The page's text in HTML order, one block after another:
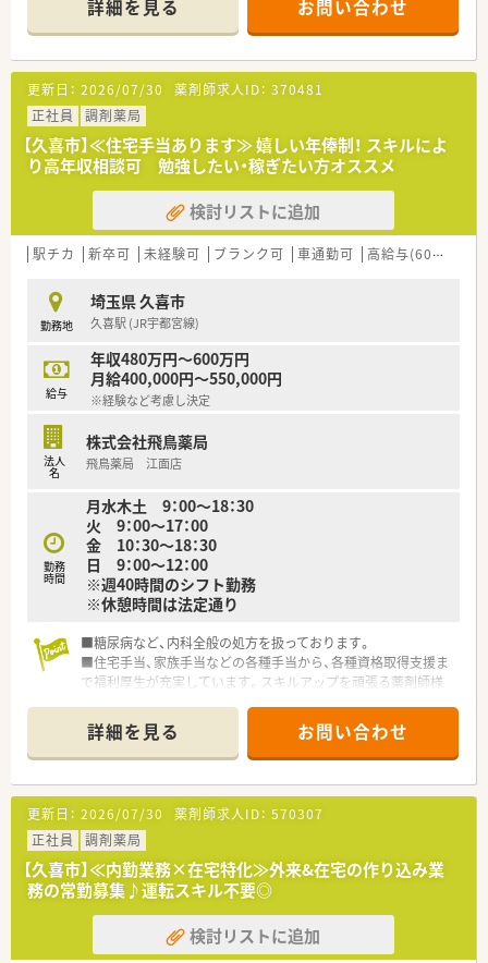
創業以来70年以上、長きに渡り地域医療に貢献して参りまし
た。
■「顧客第一主義」としてご利用者に満足頂く為に何をすべきか
を常に考え、
皆様の健康の為に調剤を通じて「治療から予防」を柱としてい
ます。
■「元気とかがやきをかちどき薬局で」を合言葉に医療品のお渡
しだけでなく、
ご利用者へ安心して生活して頂けるよう、情報・サービスを提
供しています。
■在宅医療にも対応しております。
詳細を見る お問い合わせ
更新日： 2026/07/30 薬剤師求人ID： 370481
正社員
調剤薬局
【久喜市】≪住宅手当あります≫ 嬉しい年俸制！ スキルによ
り高年収相談可 勉強したい・稼ぎたい方オススメ
検討リストに追加
駅チカ 新卒可 未経験可 ブランク可 車通勤可 高給与(600万円以上)
勤務地
埼玉県 久喜市
久喜駅 (JR宇都宮線)
給与
年収480万円～600万円
月給400,000円～550,000円
※経験など考慮し決定
法人
名
株式会社飛鳥薬局
飛鳥薬局 江面店
勤務
時間
月水木土 9：00～18：30
火 9：00～17：00
金 10：30～18：30
日 9：00～12：00
※週40時間のシフト勤務
※休憩時間は法定通り
■糖尿病など、内科全般の処方を扱っております。
■住宅手当、家族手当などの各種手当から、各種資格取得支援ま
で福利厚生が充実しています。スキルアップを頑張る薬剤師様
■マネジメント研修などもございます。キャリア志向の方にも
おすすめです。
・・＊ 薬局の特徴 ＊・・
■埼玉県を中心に、東京都・千葉県・神奈川県・大阪府に店舗展開
する薬局グループです。埼玉県内では約25店舗展開しています。
■各種研修制度が充実しています。医薬の専門知識から調剤業
務・服薬指導などの実務的な内容、マネジメントに関する内容ま
で、OJT研修や全体研修といった各種研修を通してしっかり学ぶ
ことができます。
■e‐ラーニングもあり、ご自身のペースで知識をブラッシュア
ップできます。
詳細を見る お問い合わせ
更新日： 2026/07/30 薬剤師求人ID： 570307
正社員
調剤薬局
【久喜市】≪内勤業務×在宅特化≫外来&在宅の作り込み業
務の常勤募集♪運転スキル不要◎
検討リストに追加